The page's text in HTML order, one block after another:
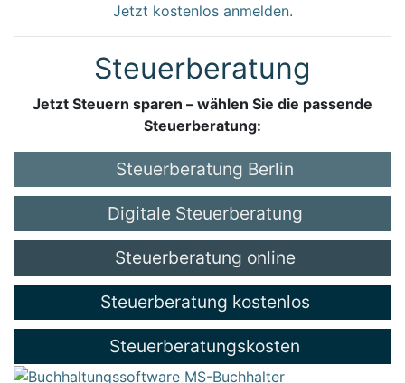
Jetzt kostenlos anmelden.
Steuerberatung
Jetzt Steuern sparen – wählen Sie die passende
Steuerberatung:
Steuerberatung Berlin
Digitale Steuerberatung
Steuerberatung online
Steuerberatung kostenlos
Steuerberatungskosten